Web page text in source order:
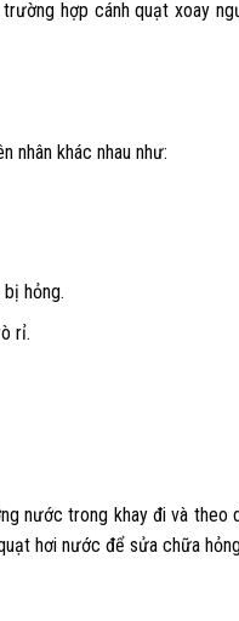
hợp cánh quạt xoay
nhân khác nhau như:
hỏng.
rỉ.
nước trong khay đi và
hơi nước để sửa chữa